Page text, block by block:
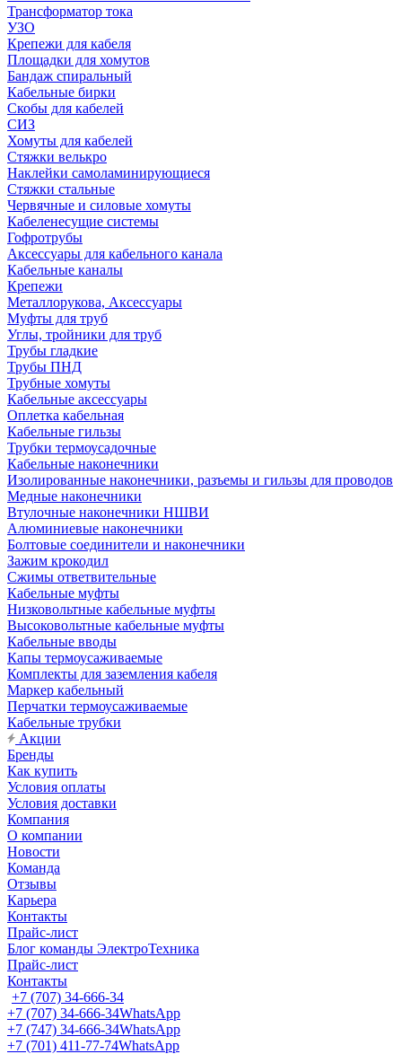
Трансформатор тока
УЗО
Крепежи для кабеля
Площадки для хомутов
Бандаж спиральный
Кабельные бирки
Cкобы для кабелей
СИЗ
Хомуты для кабелей
Стяжки велькро
Наклейки самоламинирующиеся
Стяжки стальные
Червячные и силовые хомуты
Кабеленесущие системы
Гофротрубы
Аксессуары для кабельного канала
Кабельные каналы
Крепежи
Металлорукова, Аксессуары
Муфты для труб
Углы, тройники для труб
Трубы гладкие
Трубы ПНД
Трубные хомуты
Кабельные аксессуары
Оплетка кабельная
Кабельные гильзы
Трубки термоусадочные
Кабельные наконечники
Изолированные наконечники, разъемы и гильзы для проводов
Медные наконечники
Втулочные наконечники НШВИ
Алюминиевые наконечники
Болтовые соединители и наконечники
Зажим крокодил
Сжимы ответвительные
Кабельные муфты
Низковольтные кабельные муфты
Высоковольтные кабельные муфты
Кабельные вводы
Капы термоусаживаемые
Комплекты для заземления кабеля
Маркер кабельный
Перчатки термоусаживаемые
Кабельные трубки
Акции
Бренды
Как купить
Условия оплаты
Условия доставки
Компания
О компании
Новости
Команда
Отзывы
Карьера
Контакты
Прайс-лист
Блог команды ЭлектроТехника
Прайс-лист
Контакты
+7 (707) 34-666-34
+7 (707) 34-666-34WhatsApp
+7 (747) 34-666-34WhatsApp
+7 (701) 411-77-74WhatsApp